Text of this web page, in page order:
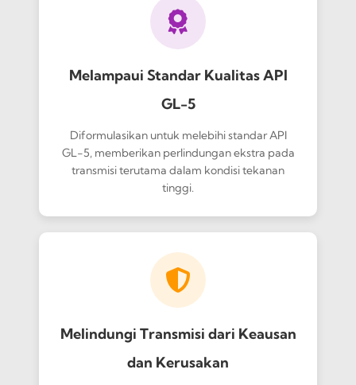
Melampaui Standar Kualitas API
GL-5
Diformulasikan untuk melebihi standar API
GL-5, memberikan perlindungan ekstra pada
transmisi terutama dalam kondisi tekanan
tinggi.
Melindungi Transmisi dari Keausan
dan Kerusakan